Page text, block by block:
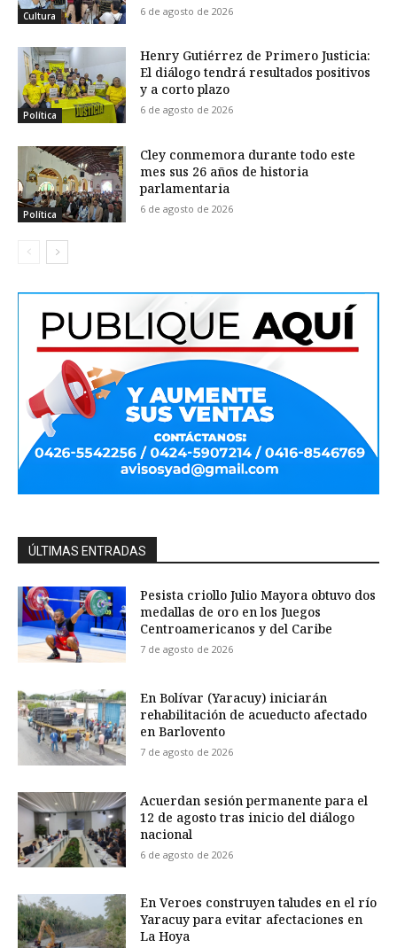
Cultura 6 de agosto de 2026
Política
Henry Gutiérrez de Primero Justicia:
El diálogo tendrá resultados positivos
y a corto plazo
6 de agosto de 2026
Política
Cley conmemora durante todo este
mes sus 26 años de historia
parlamentaria
6 de agosto de 2026
ÚLTIMAS ENTRADAS
Pesista criollo Julio Mayora obtuvo dos
medallas de oro en los Juegos
Centroamericanos y del Caribe
7 de agosto de 2026
En Bolívar (Yaracuy) iniciarán
rehabilitación de acueducto afectado
en Barlovento
7 de agosto de 2026
Acuerdan sesión permanente para el
12 de agosto tras inicio del diálogo
nacional
6 de agosto de 2026
En Veroes construyen taludes en el río
Yaracuy para evitar afectaciones en
La Hoya